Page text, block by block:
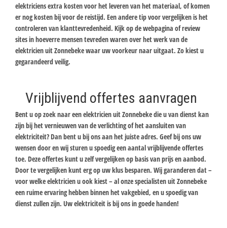
elektriciens extra kosten voor het leveren van het materiaal, of komen
er nog kosten bij voor de reistijd. Een andere tip voor vergelijken is het
controleren van klanttevredenheid. Kijk op de webpagina of review
sites in hoeverre mensen tevreden waren over het werk van de
elektricien uit Zonnebeke waar uw voorkeur naar uitgaat. Zo kiest u
gegarandeerd veilig.
Vrijblijvend offertes aanvragen
Bent u op zoek naar een elektricien uit Zonnebeke die u van dienst kan
zijn bij het vernieuwen van de verlichting of het aansluiten van
elektriciteit? Dan bent u bij ons aan het juiste adres. Geef bij ons uw
wensen door en wij sturen u spoedig een aantal vrijblijvende offertes
toe. Deze offertes kunt u zelf vergelijken op basis van prijs en aanbod.
Door te vergelijken kunt erg op uw klus besparen. Wij garanderen dat –
voor welke elektricien u ook kiest – al onze specialisten uit Zonnebeke
een ruime ervaring hebben binnen het vakgebied, en u spoedig van
dienst zullen zijn. Uw elektriciteit is bij ons in goede handen!